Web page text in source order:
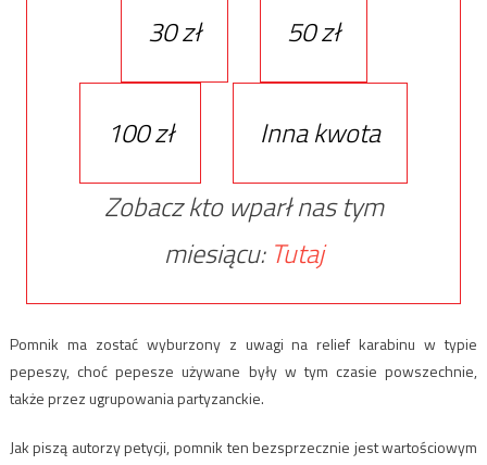
30 zł 50 zł
100 zł
Inna kwota
Zobacz kto wparł nas tym
miesiącu: Tutaj
Pomnik ma zostać wyburzony z uwagi na relief karabinu w typie
pepeszy, choć pepesze używane były w tym czasie powszechnie,
także przez ugrupowania partyzanckie.
Jak piszą autorzy petycji, pomnik ten bezsprzecznie jest wartościowym